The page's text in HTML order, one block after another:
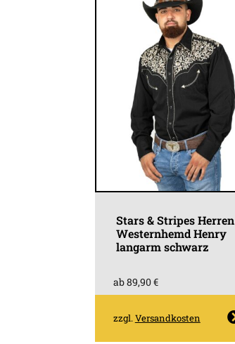
Stars & Stripes Herren
Westernhemd Henry
langarm schwarz
ab89,90€
zzgl.Versandkosten Dieses